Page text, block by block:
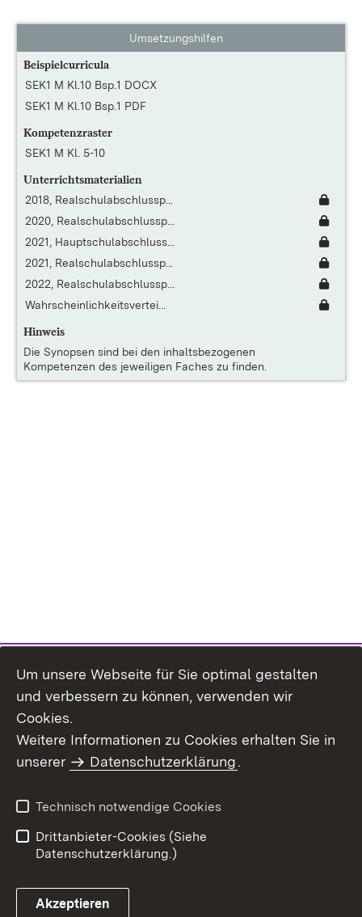
Umsetzungshilfen
Beispielcurricula
SEK1 M Kl.10 Bsp.1 DOCX
SEK1 M Kl.10 Bsp.1 PDF
Kompetenzraster
SEK1 M Kl. 5-10
Unterrichtsmaterialien
2018, Realschulabschlussp...
2020, Realschulabschlussp...
2021, Hauptschulabschluss...
2021, Realschulabschlussp...
2022, Realschulabschlussp...
Wahrscheinlichkeitsvertei...
Hinweis
Die Synopsen sind bei den inhaltsbezogenen
Kompetenzen des jeweiligen Faches zu finden.
Um unsere Webseite für Sie optimal gestalten
und verbessern zu können, verwenden wir
Cookies.
Weitere Informationen zu Cookies erhalten Sie in
unserer
Datenschutzerklärung.
Technisch notwendige Cookies
Drittanbieter-Cookies (Siehe
Datenschutzerklärung.)
Akzeptieren